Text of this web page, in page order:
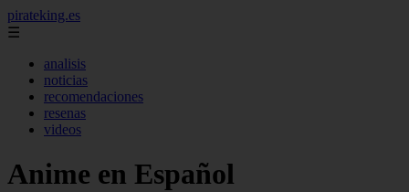
pirateking.es
☰
analisis
noticias
recomendaciones
resenas
videos
Anime en Español